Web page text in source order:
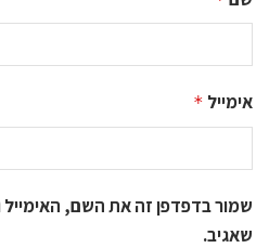
אימייל *
שמור בדפדפן זה את השם,
שאגיב.